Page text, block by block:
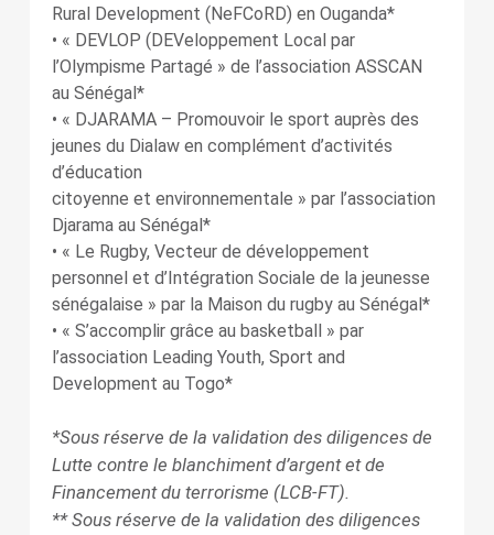
Rural Development (NeFCoRD) en Ouganda*
• « DEVLOP (DEVeloppement Local par
l’Olympisme Partagé » de l’association ASSCAN
au Sénégal*
• « DJARAMA – Promouvoir le sport auprès des
jeunes du Dialaw en complément d’activités
d’éducation
citoyenne et environnementale » par l’association
Djarama au Sénégal*
• « Le Rugby, Vecteur de développement
personnel et d’Intégration Sociale de la jeunesse
sénégalaise » par la Maison du rugby au Sénégal*
• « S’accomplir grâce au basketball » par
l’association Leading Youth, Sport and
Development au Togo*
*Sous réserve de la validation des diligences de
Lutte contre le blanchiment d’argent et de
Financement du terrorisme (LCB-FT).
** Sous réserve de la validation des diligences